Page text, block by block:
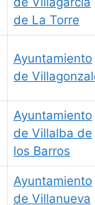
de La Torre
Ayuntamiento
de
Ayuntamiento
de Villalba de
los Barros
Ayuntamiento
de Villanueva